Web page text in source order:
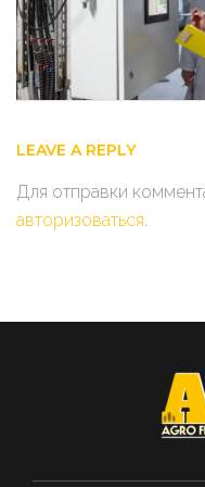
LEAVE A REPLY
Для отправки
авторизоваться.